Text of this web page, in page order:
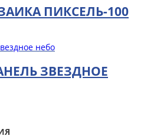
ПИКСЕЛЬ-100
ЗВЕЗДНОЕ